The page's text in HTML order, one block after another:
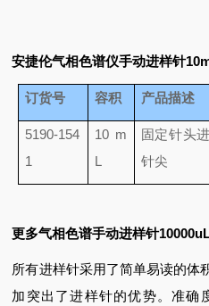
安捷伦气相色谱仪手动进样针
订货号 容积 产品描述
5190-154
1
10 m
L
固定针头
针尖
更多气相色谱手动进样针
所有进样针采用了简单易读的体
加突出了进样针的优势。准确